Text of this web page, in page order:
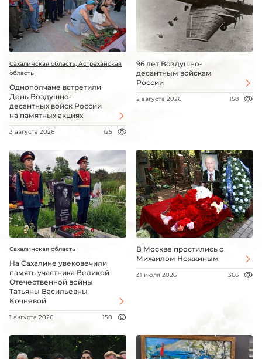
Сахалинская область, Астраханская
область
Однополчане встретили
День Воздушно-
десантных войск России
на памятных акциях
3 августа 2026 125
96 лет Воздушно-
десантным войскам
России
2 августа 2026 158
Сахалинская область
На Сахалине увековечили
память участника Великой
Отечественной войны
Татьяны Васильевны
Кочневой
1 августа 2026 150
В Москве простились с
Михаилом Ножкиным
31 июля 2026 366